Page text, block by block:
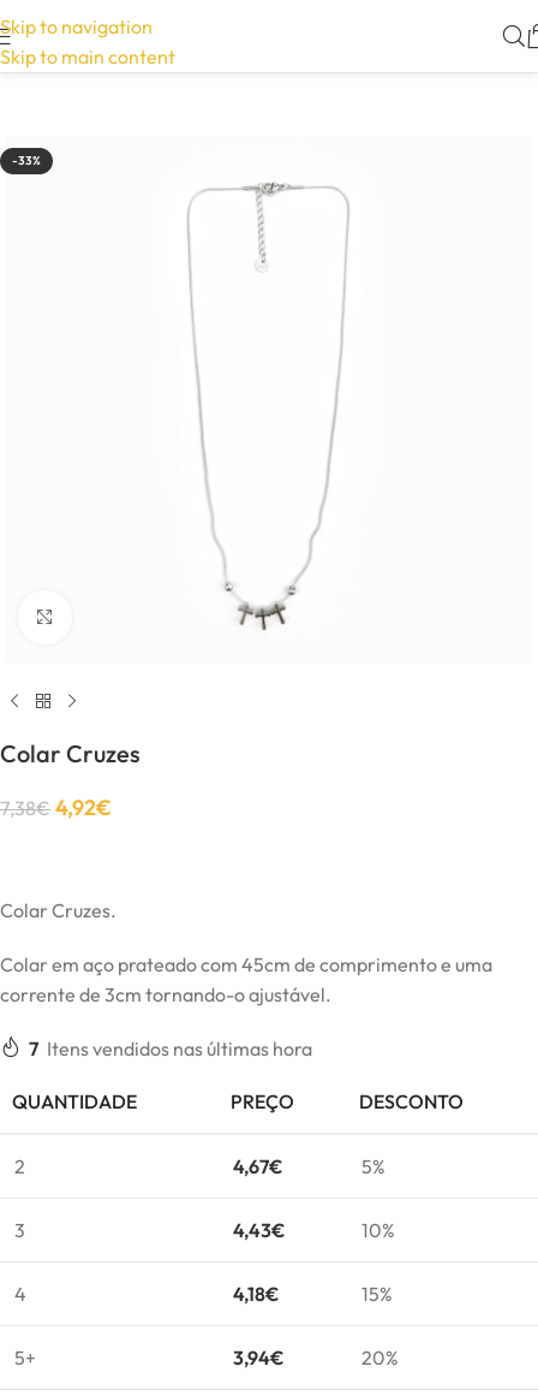
Skip to navigation
Skip to main content
-33%
Colar Cruzes
7,38€ 4,92€
Colar Cruzes.
Colar em aço prateado com 45cm de comprimento e uma
corrente de 3cm tornando-o ajustável.
7 Itens vendidos nas últimas hora
QUANTIDADE PREÇO DESCONTO
2 4,67€ 5%
3 4,43€ 10%
4 4,18€ 15%
5+ 3,94€ 20%